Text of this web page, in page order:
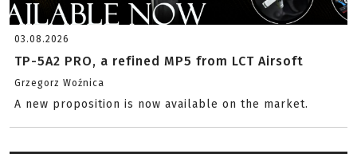
03.08.2026
TP-5A2 PRO, a refined MP5 from LCT Airsoft
Grzegorz Woźnica
A new proposition is now available on the market.